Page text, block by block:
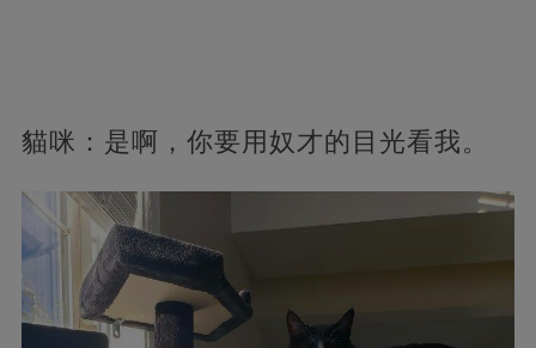
貓咪：是啊，你要用奴才的目光看我。